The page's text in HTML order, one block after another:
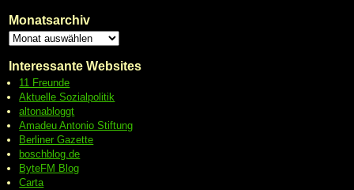
Monatsarchiv
Interessante Websites
11 Freunde
Aktuelle Sozialpolitik
altonabloggt
Amadeu Antonio Stiftung
Berliner Gazette
boschblog.de
ByteFM Blog
Carta